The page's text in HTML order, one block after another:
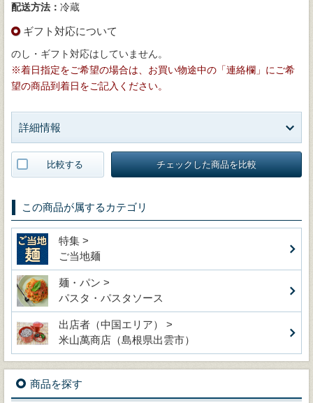
配送方法： 冷蔵
ギフト対応について
のし・ギフト対応はしていません。
※着日指定をご希望の場合は、お買い物途中の「連絡欄」にご希
望の商品到着日をご記入ください。
詳細情報
比較する チェックした商品を比較
この商品が属するカテゴリ
特集 >
ご当地麺
麺・パン >
パスタ・パスタソース
出店者（中国エリア） >
米山萬商店（島根県出雲市）
商品を探す